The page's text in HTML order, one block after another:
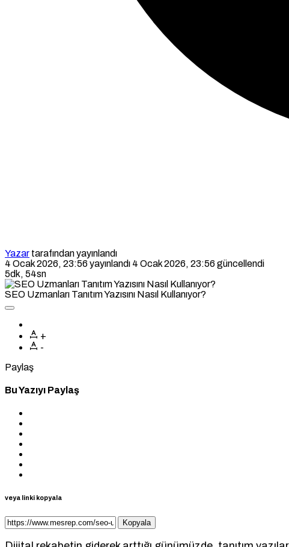
Yazar tarafından yayınlandı
4 Ocak 2026, 23:56 yayınlandı 4 Ocak 2026, 23:56 güncellendi
5dk, 54sn
SEO Uzmanları Tanıtım Yazısını Nasıl Kullanıyor?
+
-
Paylaş
Bu Yazıyı Paylaş
veya linki kopyala
Kopyala